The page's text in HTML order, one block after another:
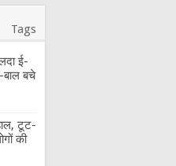
Tags
ई-
बाल बचे
टूट-
की